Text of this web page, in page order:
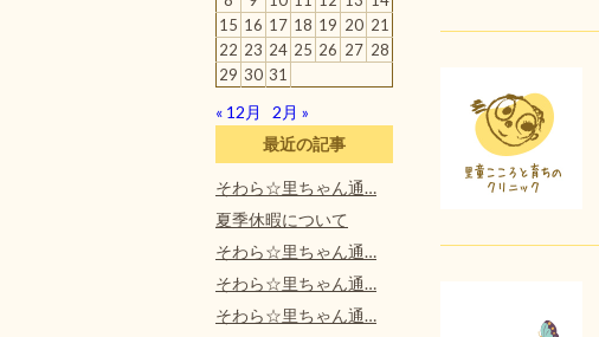
15 16 17 18 19 20 21
22 23 24 25 26 27 28
29 30 31
« 12月
2月 »
最近の記事
そわら☆里ちゃん通…
夏季休暇について
そわら☆里ちゃん通…
そわら☆里ちゃん通…
そわら☆里ちゃん通…